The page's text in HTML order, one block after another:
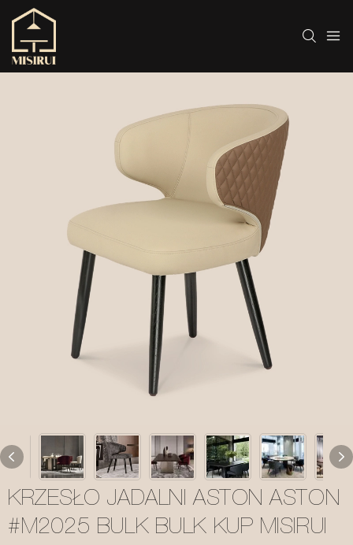
KRZESŁO JADALNI ASTON ASTON
#M2025 BULK BULK KUP MISIRUI